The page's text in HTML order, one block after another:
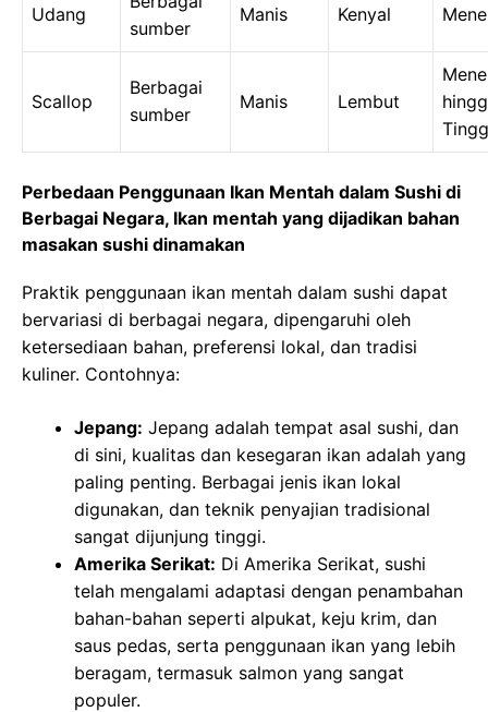
Udang
sumber
Manis Kenyal
Scallop
Berbagai
sumber
Manis Lembut
Perbedaan Penggunaan Ikan Mentah dalam Sushi di
Berbagai Negara, Ikan mentah yang dijadikan bahan
masakan sushi dinamakan
Praktik penggunaan ikan mentah dalam sushi dapat
bervariasi di berbagai negara, dipengaruhi oleh
ketersediaan bahan, preferensi lokal, dan tradisi
kuliner. Contohnya:
Jepang: Jepang adalah tempat asal sushi, dan
di sini, kualitas dan kesegaran ikan adalah yang
paling penting. Berbagai jenis ikan lokal
digunakan, dan teknik penyajian tradisional
sangat dijunjung tinggi.
Amerika Serikat: Di Amerika Serikat, sushi
telah mengalami adaptasi dengan penambahan
bahan-bahan seperti alpukat, keju krim, dan
saus pedas, serta penggunaan ikan yang lebih
beragam, termasuk salmon yang sangat
populer.